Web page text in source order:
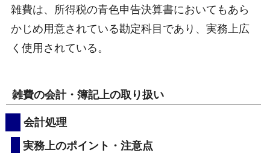
雑費は、所得税の青色申告決算書においてもあら
かじめ用意されている勘定科目であり、実務上広
く使用されている。
雑費の会計・簿記上の取り扱い
会計処理
実務上のポイント・注意点